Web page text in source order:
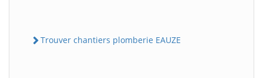
Trouver chantiers plomberie EAUZE